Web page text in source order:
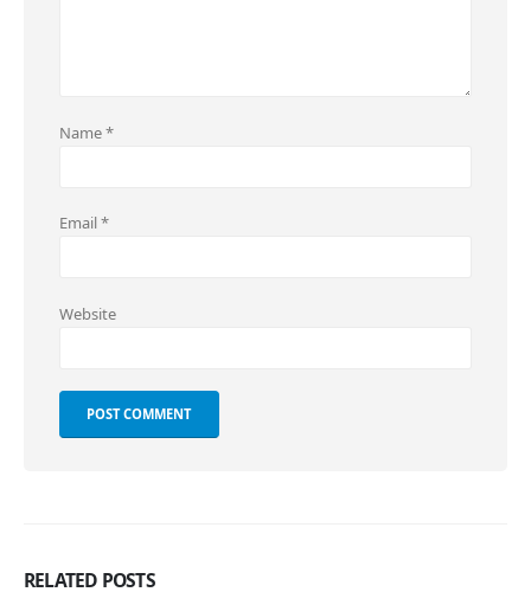
Name*
Email*
Website
RELATED POSTS